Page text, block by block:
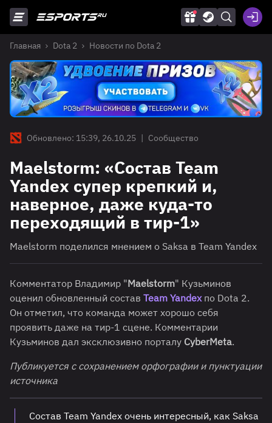
Главная Dota 2 Новости по Dota 2
Обновлено: 15:39, 26.10.25 | Сообщество
Maelstorm: «‎Состав Team
Yandex супер крепкий и,
наверное, даже куда-то
переходящий в тир-1»
Maelstorm поделился мнением о Saksa в Team Yandex
Комментатор Владимир "Maelstorm" Кузьминов
оценил обновленный состав Team Yandexпо Dota 2.
Он отметил, что команда может хорошо себя
проявить даже на тир-1 сцене. Комментарии
Кузьминов дал эксклюзивно порталу CyberMeta.
Публикуется с сохранением орфографии и пунктуации
источника
Состав Team Yandex очень интересный, как Saksa